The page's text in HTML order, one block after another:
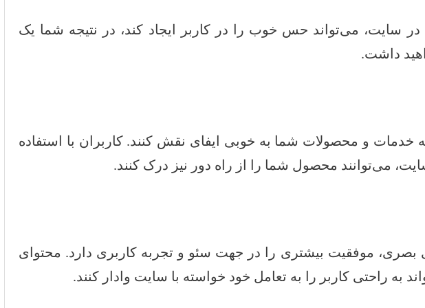
سایت، می‌تواند حس خوب را در کاربر ایجاد کند، در نتیجه شما یک
داشت.
خدمات و محصولات شما به خوبی ایفای نقش کنند. کاربران با استفاده
می‌توانند محصول شما را از راه دور نیز درک کنند.
موفقیت بیشتری را در جهت سئو و تجربه کاربری دارد. محتوای
به راحتی کاربر را به تعامل خود خواسته با سایت وادار کنند.